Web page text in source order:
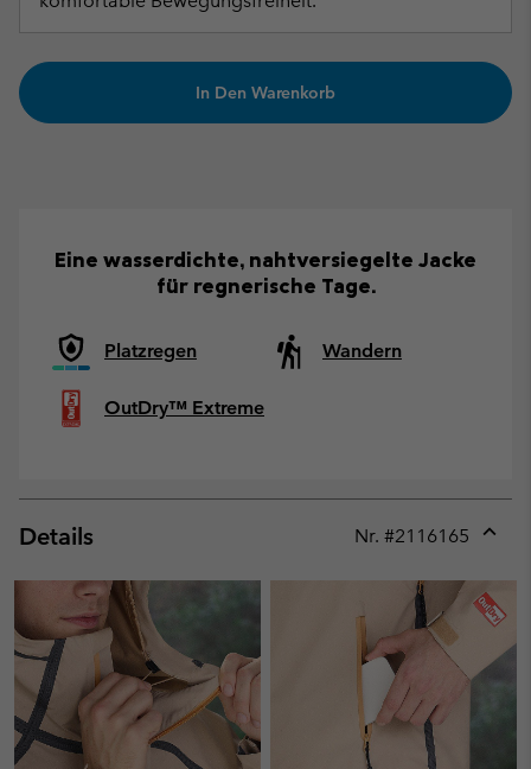
In Den Warenkorb
Eine wasserdichte, nahtversiegelte Jacke
für regnerische Tage.
Platzregen Wandern
OutDry™ Extreme
Details Nr. #2116165
or